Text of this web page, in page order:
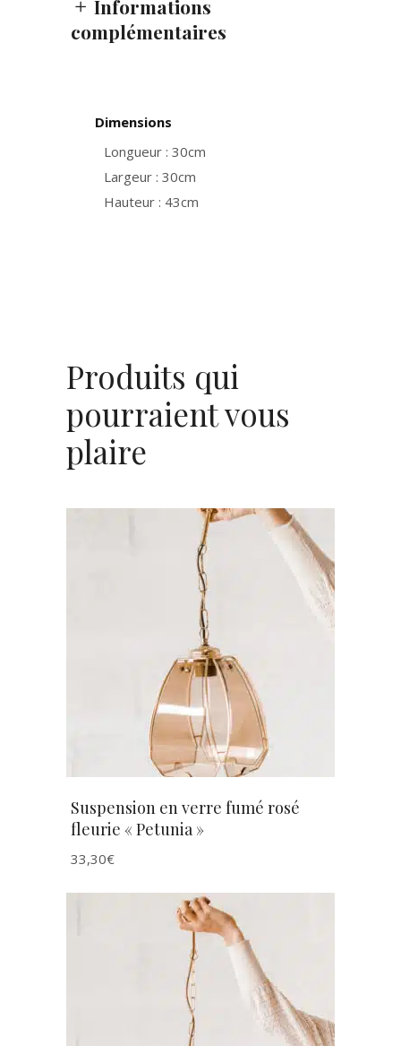
Informations
complémentaires
Dimensions
Longueur : 30cm
Largeur : 30cm
Hauteur : 43cm
Produits qui
pourraient vous
plaire
AJOUTER AU PANIER
Suspension en verre fumé rosé
fleurie « Petunia »
33,30€
AJOUTER AU PANIER